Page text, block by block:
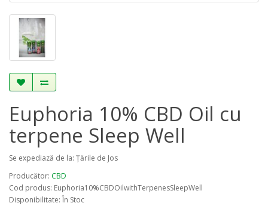
Euphoria 10% CBD Oil cu
terpene Sleep Well
Se expediază de la: Țările de Jos
Producător: CBD
Cod produs: Euphoria10%CBDOilwithTerpenesSleepWell
Disponibilitate: În Stoc